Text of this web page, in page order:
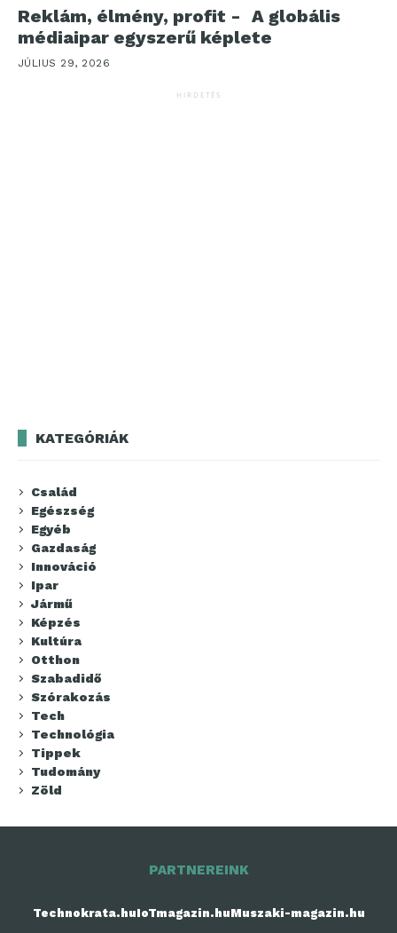
Reklám, élmény, profit - A globális
médiaipar egyszerű képlete
JÚLIUS 29, 2026
HIRDETÉS
KATEGÓRIÁK
Család
Egészség
Egyéb
Gazdaság
Innováció
Ipar
Jármű
Képzés
Kultúra
Otthon
Szabadidő
Szórakozás
Tech
Technológia
Tippek
Tudomány
Zöld
PARTNEREINK
Technokrata.huIoTmagazin.huMuszaki-magazin.hu